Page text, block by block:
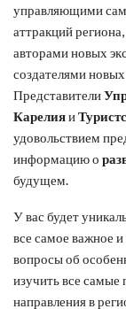
управляющими
аттракций
авторами новых
создателями
Представители
Карелияи
удовольствием
информацию о
будущем.
У вас будет
все самое важное
вопросы об
изучить все
направления в